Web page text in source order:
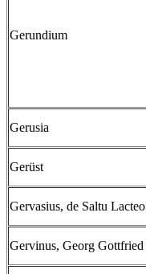
Gerundium
Gerusia
Gerüst
Gervasius, de Saltu Lacteo
Gervinus, Georg Gottfried